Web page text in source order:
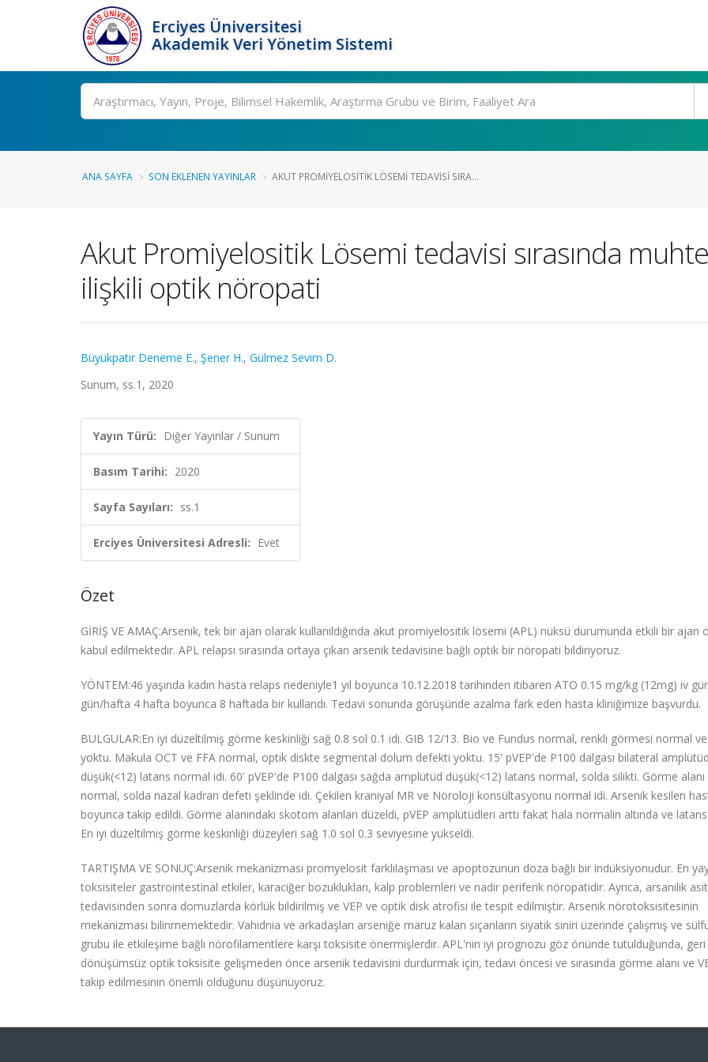
Erciyes Üniversitesi
Akademik Veri Yönetim Sistemi
Ara
ANA SAYFA SON EKLENEN YAYINLAR AKUT PROMIYELOSITIK LÖSEMI TEDAVISI SIRA...
Akut Promiyelositik Lösemi tedavisi sırasında
ilişkili optik nöropati
Büyükpatır Deneme E., Şener H., Gülmez Sevim D.
Sunum, ss.1, 2020
Yayın Türü: Diğer Yayınlar / Sunum
Basım Tarihi: 2020
Sayfa Sayıları: ss.1
Erciyes Üniversitesi Adresli: Evet
Özet
GİRİŞ VE AMAÇ:Arsenik, tek bir ajan olarak kullanıldığında akut promiyelositik lösemi (APL) nüksü durumunda etkili bir ajan
kabul edilmektedir. APL relapsı sırasında ortaya çıkan arsenik tedavisine bağlı optik bir nöropati bildiriyoruz.
YÖNTEM:46 yaşında kadın hasta relaps nedeniyle1 yıl boyunca 10.12.2018 tarihinden itibaren ATO 0.15 mg/kg (12mg) iv
gün/hafta 4 hafta boyunca 8 haftada bir kullandı. Tedavi sonunda görüşünde azalma fark eden hasta kliniğimize başvurdu.
BULGULAR:En iyi düzeltilmiş görme keskinliği sağ 0.8 sol 0.1 idi. GIB 12/13. Bio ve Fundus normal, renkli görmesi normal
yoktu. Makula OCT ve FFA normal, optik diskte segmental dolum defekti yoktu. 15' pVEP'de P100 dalgası bilateral amplütüd
düşük(<12) latans normal idi. 60' pVEP'de P100 dalgası sağda amplütüd düşük(<12) latans normal, solda silikti. Görme alanı
normal, solda nazal kadran defeti şeklinde idi. Çekilen kraniyal MR ve Nöroloji konsültasyonu normal idi. Arsenik kesilen
boyunca takip edildi. Görme alanındaki skotom alanları düzeldi, pVEP amplütüdleri arttı fakat hala normalin altında ve
En iyi düzeltilmiş görme keskinliği düzeyleri sağ 1.0 sol 0.3 seviyesine yükseldi.
TARTIŞMA VE SONUÇ:Arsenik mekanizması promyelosit farklılaşması ve apoptozunun doza bağlı bir indüksiyonudur. En
toksisiteler gastrointestinal etkiler, karaciğer bozuklukları, kalp problemleri ve nadir periferik nöropatidir. Ayrıca, arsanilik asit
tedavisinden sonra domuzlarda körlük bildirilmiş ve VEP ve optik disk atrofisi ile tespit edilmiştir. Arsenik nörotoksisitesinin
mekanizması bilinmemektedir. Vahidnia ve arkadaşları arseniğe maruz kalan sıçanların siyatik siniri üzerinde çalışmış ve
grubu ile etkileşime bağlı nörofilamentlere karşı toksisite önermişlerdir. APL'nin iyi prognozu göz önünde tutulduğunda, geri
dönüşümsüz optik toksisite gelişmeden önce arsenik tedavisini durdurmak için, tedavi öncesi ve sırasında görme alanı ve
takip edilmesinin önemli olduğunu düşünüyoruz.